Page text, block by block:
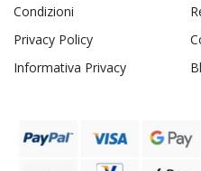
Condizioni
Privacy Policy
Informativa Privacy